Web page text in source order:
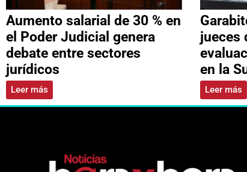
Aumento salarial de 30 % en
el Poder Judicial genera
debate entre sectores
jurídicos
Leer más
jueces
en la
Leer más